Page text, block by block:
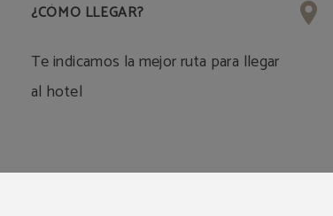
¿CÓMO LLEGAR?
Te indicamos la mejor ruta para llegar
al hotel